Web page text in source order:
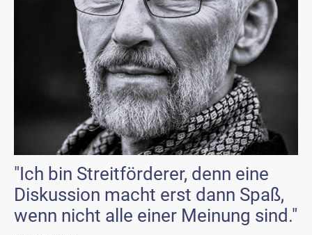
"Ich bin Streitförderer, denn eine
Diskussion macht erst dann Spaß,
wenn nicht alle einer Meinung sind."